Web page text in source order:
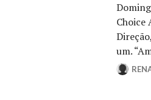
Choice
um.